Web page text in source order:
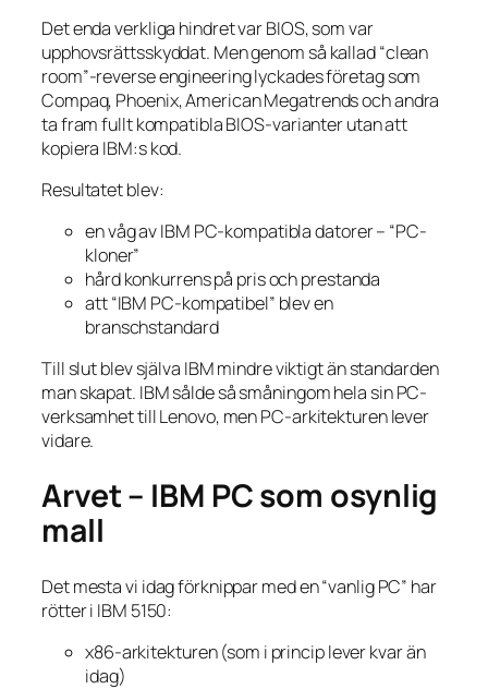
Det enda verkliga hindret var BIOS, som var
upphovsrättsskyddat. Men genom så kallad “clean
room”-reverse engineering lyckades företag som
Compaq, Phoenix, American Megatrends och andra
ta fram fullt kompatibla BIOS-varianter utan att
kopiera IBM:s kod.
Resultatet blev:
en våg av IBM PC-kompatibla datorer – “PC-
kloner”
hård konkurrens på pris och prestanda
att “IBM PC-kompatibel” blev en
branschstandard
Till slut blev själva IBM mindre viktigt än standarden
man skapat. IBM sålde så småningom hela sin PC-
verksamhet till Lenovo, men PC-arkitekturen lever
vidare.
Arvet – IBM PC som osynlig
mall
Det mesta vi idag förknippar med en “vanlig PC” har
rötter i IBM 5150:
x86-arkitekturen (som i princip lever kvar än
idag)